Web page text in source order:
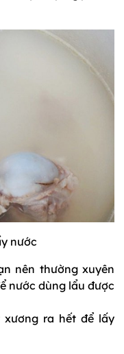
nước
nên thường xuyên
nước dùng lẩu được
ra hết để lấy